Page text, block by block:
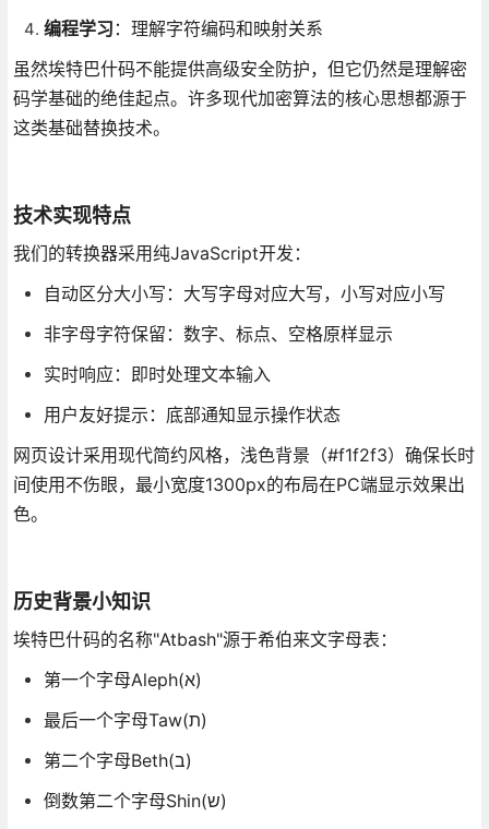
编程学习 ：理解字符编码和映射关系
虽然埃特巴什码不能提供高级安全防护，但它仍然是理解密
码学基础的绝佳起点。许多现代加密算法的核心思想都源于
这类基础替换技术。
技术实现特点
我们的转换器采用纯JavaScript开发：
自动区分大小写：大写字母对应大写，小写对应小写
非字母字符保留：数字、标点、空格原样显示
实时响应：即时处理文本输入
用户友好提示：底部通知显示操作状态
网页设计采用现代简约风格，浅色背景（#f1f2f3）确保长时
间使用不伤眼，最小宽度1300px的布局在PC端显示效果出
色。
历史背景小知识
埃特巴什码的名称"Atbash"源于希伯来文字母表：
第一个字母Aleph(א)
最后一个字母Taw(ת)
第二个字母Beth(ב)
倒数第二个字母Shin(ש)